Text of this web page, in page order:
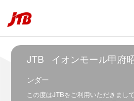
JTB イオンモール甲府
ンダー
この度はJTBをご利用いただきまし
5:30
6:30
6:00
～
7:00
6:30